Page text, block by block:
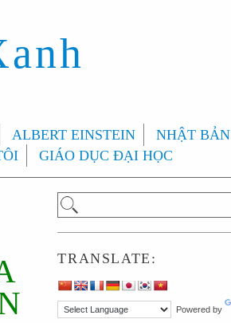
ALBERT EINSTEIN NHẬT BẢN
GIÁO DỤC ĐẠI HỌC
TRANSLATE:
Powered by